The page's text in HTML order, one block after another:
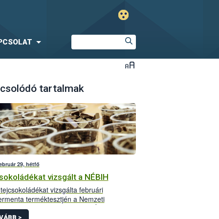
tartalmak
29, hétfő
vizsgált a NÉBIH
vizsgálta februári
terméktesztjén a Nemzeti
biztonsági Hivatal (NÉBIH). 26
>